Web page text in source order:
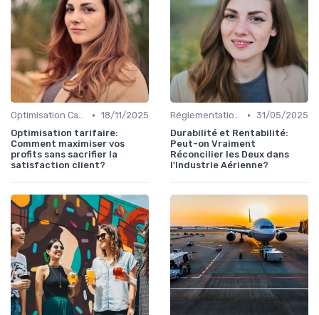
Optimisation Carburant • 18/11/2025
Optimisation tarifaire:
Comment maximiser vos
profits sans sacrifier la
satisfaction client?
Réglementations Internationales • 31/05/2025
Durabilité et Rentabilité:
Peut-on Vraiment
Réconcilier les Deux dans
l'Industrie Aérienne?